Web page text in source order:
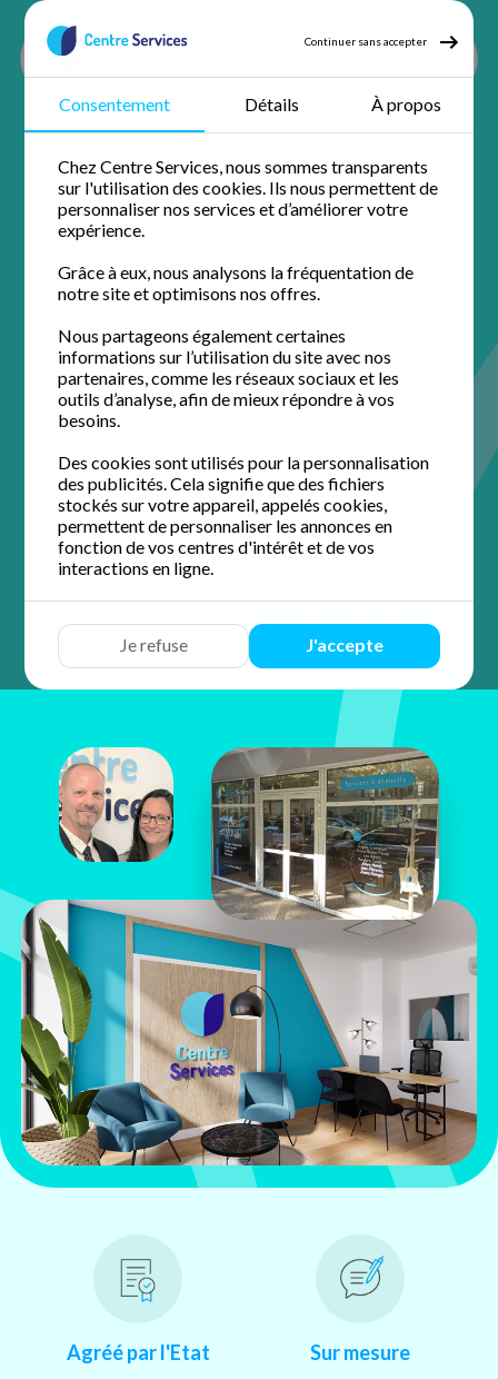
Continuer sans accepter
Consentement Détails À propos
Chez Centre Services, nous sommes transparents
sur l'utilisation des cookies. Ils nous permettent de
personnaliser nos services et d’améliorer votre
expérience.
Grâce à eux, nous analysons la fréquentation de
notre site et optimisons nos offres.
Nous partageons également certaines
informations sur l’utilisation du site avec nos
partenaires, comme les réseaux sociaux et les
outils d’analyse, afin de mieux répondre à vos
besoins.
Des cookies sont utilisés pour la personnalisation
des publicités. Cela signifie que des fichiers
stockés sur votre appareil, appelés cookies,
permettent de personnaliser les annonces en
fonction de vos centres d'intérêt et de vos
interactions en ligne.
Je refuse J'accepte
Ménage Puilboreau
Ménage à domicile à
Puilboreau
agence de proximité pour un domicile impeccable.
4.8 / 5 sur 70 avisGoogle
Devis Discuter Y aller Appeler
Fanny &
Stéphane
Clichy
32 Avenue Amerigo Vespucci
17000 La Rochelle
Agréé par l'Etat Sur mesure